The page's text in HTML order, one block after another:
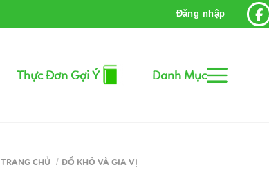
Đăng nhập
Thực Đơn Gợi Ý Danh Mục
TRANG CHỦ / ĐỒ KHÔ VÀ GIA VỊ